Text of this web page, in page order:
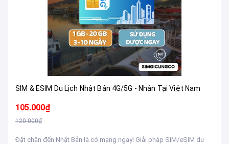
SIM & ESIM Du Lịch Nhật Bản 4G/5G - Nhận Tại Việt Nam
105.000₫
120.000₫
Đặt chân đến Nhật Bản là có mạng ngay! Giải pháp SIM/eSIM du